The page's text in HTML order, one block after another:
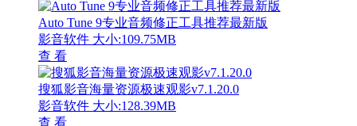
Auto Tune 9专业音频修正工具推荐最新版
影音软件 大小:109.75MB
查 看
搜狐影音海量资源极速观影v7.1.20.0
影音软件 大小:128.39MB
查 看